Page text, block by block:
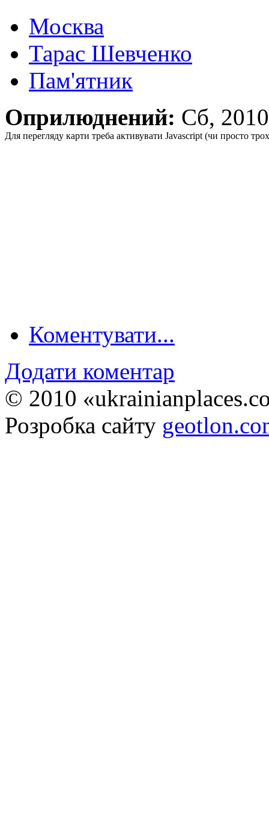
Москва
Тарас Шевченко
Пам'ятник
Оприлюднений: Сб,
Для перегляду карти треба активувати Javascript (чи просто
Коментувати...
Додати коментар
© 2010
Розробка сайту